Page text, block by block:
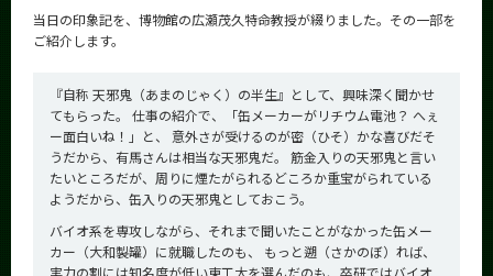
当日の印象記を、博物館の広瀬茂久特命教授が綴りました。その一部を
ご紹介します。
『自称 天邪鬼（あまのじゃく）の半生』として、興味深く聞かせ
てもらった。 仕事の紹介で、「缶メーカーがリチウム電池？ へぇ
ー面白いね！」と、 意外さが受けるのが密（ひそ）かな喜びだそ
うだから、有馬さんは相当な天邪鬼だ。 筋金入りの天邪鬼と言い
たいところだが、周りに煙たがられるどころか重宝がられている
ようだから、缶入りの天邪鬼としておこう。
バイオ系を専攻しながら、それまで聞いたことがなかった缶メー
カー（大和製罐）に就職したのも、 もっと遡（さかのぼ）れば、
実力の割には知名度が低い東工大を選んだのも、卒研ではバイオ